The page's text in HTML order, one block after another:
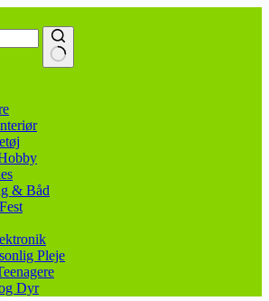
& Båd
Pleje
Dyr